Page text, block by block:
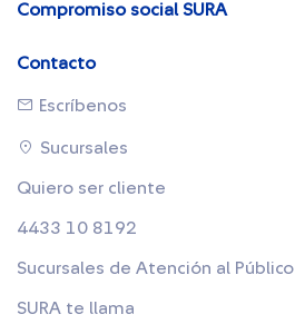
Compromiso social SURA
Contacto
Escríbenos
Sucursales
Quiero ser cliente
4433 10 8192
Sucursales de Atención al Público
SURA te llama